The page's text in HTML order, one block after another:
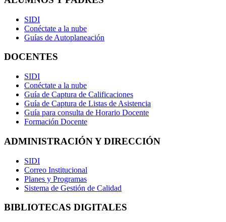
SIDI
Conéctate a la nube
Guías de Autoplaneación
DOCENTES
SIDI
Conéctate a la nube
Guía de Captura de Calificaciones
Guía de Captura de Listas de Asistencia
Guía para consulta de Horario Docente
Formación Docente
ADMINISTRACIÓN Y DIRECCIÓN
SIDI
Correo Institucional
Planes y Programas
Sistema de Gestión de Calidad
BIBLIOTECAS DIGITALES